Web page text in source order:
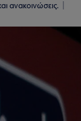
ανακοινώσεις.